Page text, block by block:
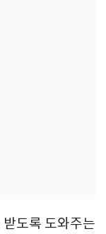
도록 도와주는